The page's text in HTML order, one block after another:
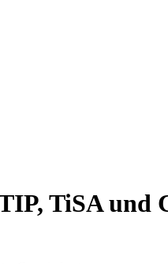
TiSA und